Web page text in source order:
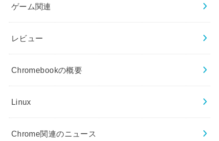
ゲーム関連
レビュー
Chromebookの概要
Linux
Chrome関連のニュース